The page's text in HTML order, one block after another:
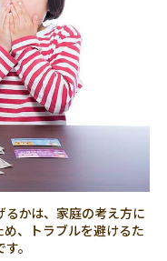
かは、家庭の考え方に
、トラブルを避けるた
。